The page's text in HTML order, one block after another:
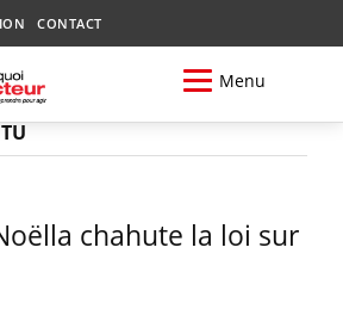
CONTACT
Menu
chahute la loi sur